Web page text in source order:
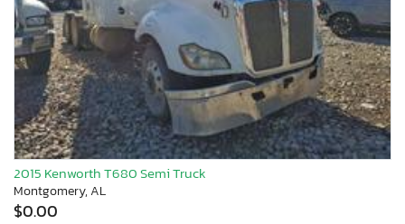
2015 Kenworth T680 Semi Truck
Montgomery, AL
$0.00